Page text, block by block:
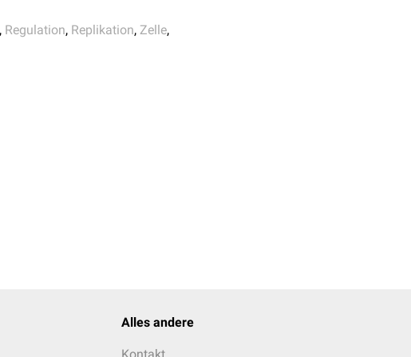
und inaktiv bleibt. Die
, Regulation, Replikation, Zelle,
Alles andere